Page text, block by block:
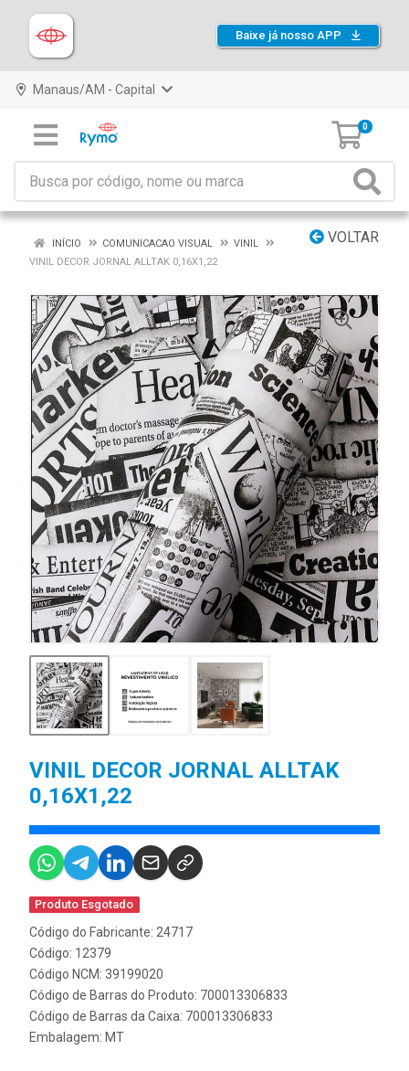
Baixe já nosso APP
Manaus/AM - Capital
0
VOLTAR
INÍCIO COMUNICACAO VISUAL
VINIL
VINIL DECOR JORNAL ALLTAK 0,16X1,22
VINIL DECOR JORNAL ALLTAK
0,16X1,22
Produto Esgotado
Código do Fabricante: 24717
Código: 12379
Código NCM: 39199020
Código de Barras do Produto: 700013306833
Código de Barras da Caixa: 700013306833
Embalagem: MT